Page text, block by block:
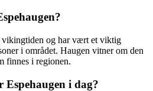
vikingtiden og har vært et viktig
i området. Haugen vitner om den
finnes i regionen.
i dag?